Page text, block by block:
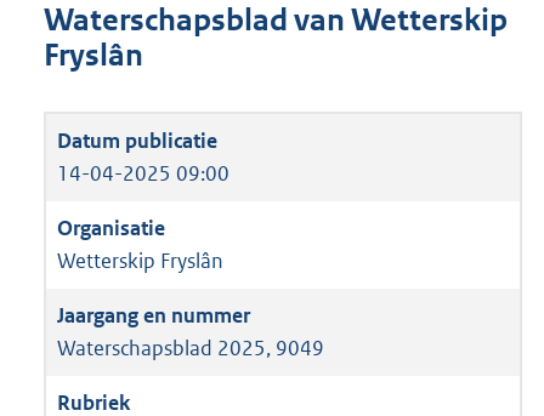
Waterschapsblad van Wetterskip
Fryslân
14-04-2025 09:00
Wetterskip Fryslân
Waterschapsblad 2025, 9049